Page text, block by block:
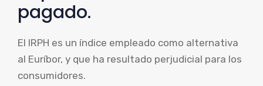
pagado.
El IRPH es un índice empleado como alternativa
al Euríbor, y que ha resultado perjudicial para los
consumidores.